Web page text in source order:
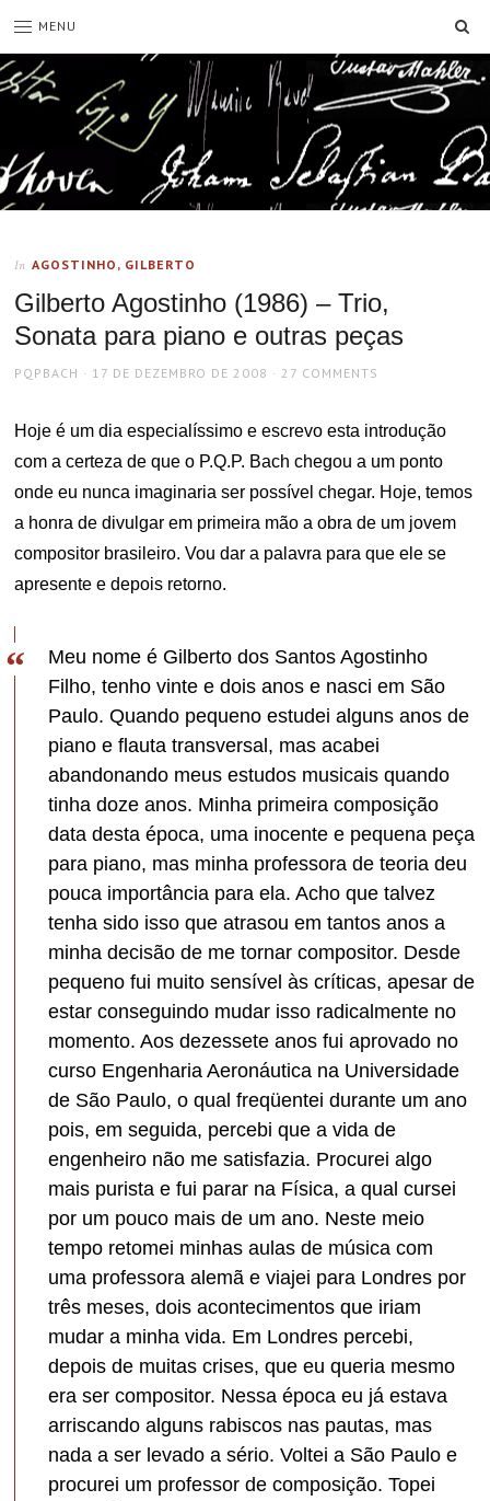
MENU
In AGOSTINHO, GILBERTO
Gilberto Agostinho (1986) – Trio,
Sonata para piano e outras peças
AUTHOR
PQPBACH
POSTED
17 DE DEZEMBRO DE 2008 27 COMMENTS
Hoje é um dia especialíssimo e escrevo esta introdução
com a certeza de que o P.Q.P. Bach chegou a um ponto
onde eu nunca imaginaria ser possível chegar. Hoje, temos
a honra de divulgar em primeira mão a obra de um jovem
compositor brasileiro. Vou dar a palavra para que ele se
apresente e depois retorno.
Meu nome é Gilberto dos Santos Agostinho
Filho, tenho vinte e dois anos e nasci em São
Paulo. Quando pequeno estudei alguns anos de
piano e flauta transversal, mas acabei
abandonando meus estudos musicais quando
tinha doze anos. Minha primeira composição
data desta época, uma inocente e pequena peça
para piano, mas minha professora de teoria deu
pouca importância para ela. Acho que talvez
tenha sido isso que atrasou em tantos anos a
minha decisão de me tornar compositor. Desde
pequeno fui muito sensível às críticas, apesar de
estar conseguindo mudar isso radicalmente no
momento. Aos dezessete anos fui aprovado no
curso Engenharia Aeronáutica na Universidade
de São Paulo, o qual freqüentei durante um ano
pois, em seguida, percebi que a vida de
engenheiro não me satisfazia. Procurei algo
mais purista e fui parar na Física, a qual cursei
por um pouco mais de um ano. Neste meio
tempo retomei minhas aulas de música com
uma professora alemã e viajei para Londres por
três meses, dois acontecimentos que iriam
mudar a minha vida. Em Londres percebi,
depois de muitas crises, que eu queria mesmo
era ser compositor. Nessa época eu já estava
arriscando alguns rabiscos nas pautas, mas
nada a ser levado a sério. Voltei a São Paulo e
procurei um professor de composição. Topei